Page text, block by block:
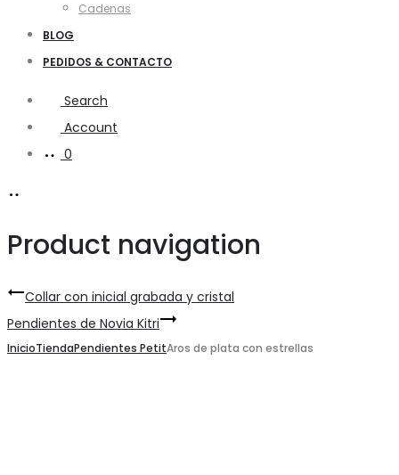
Cadenas
BLOG
PEDIDOS & CONTACTO
Search
Account
0
Product navigation
Collar con inicial grabada y cristal
Pendientes de Novia Kitri
InicioTiendaPendientes PetitAros de plata con estrellas